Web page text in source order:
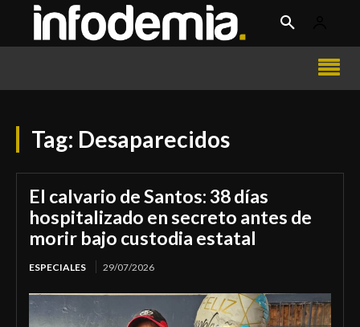
Tag: Desaparecidos
El calvario de Santos: 38 días
hospitalizado en secreto antes de
morir bajo custodia estatal
ESPECIALES 29/07/2026